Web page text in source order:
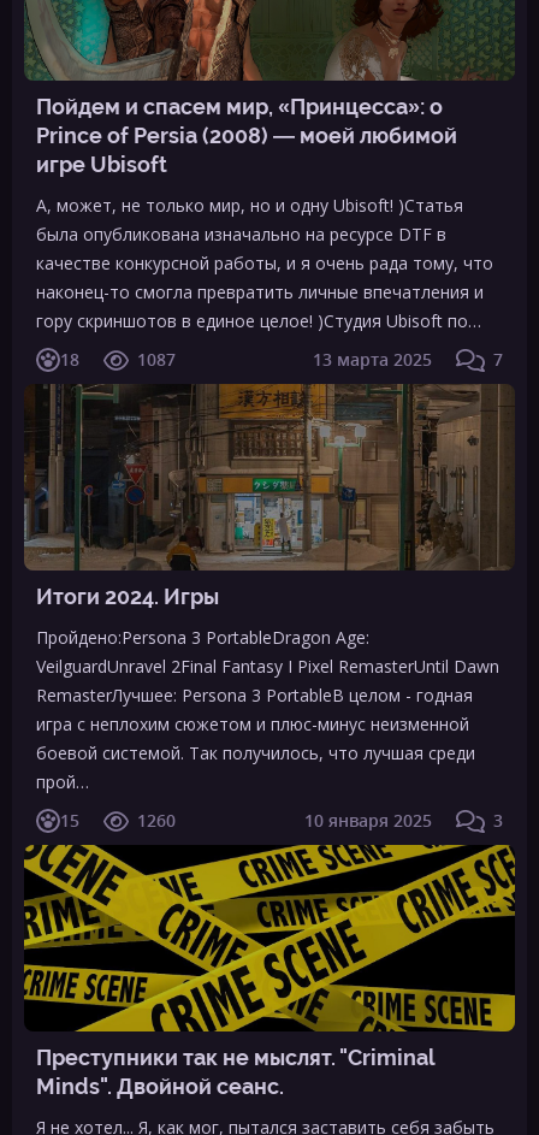
Пойдем и спасем мир, «Принцесса»: о
Prince of Persia (2008) — моей любимой
игре Ubisoft
А, может, не только мир, но и одну Ubisoft! )Статья
была опубликована изначально на ресурсе DTF в
качестве конкурсной работы, и я очень рада тому, что
наконец-то смогла превратить личные впечатления и
гору скриншотов в единое целое! )Студия Ubisoft по…
18
1087 13 марта 2025 7
Итоги 2024. Игры
Пройдено:Persona 3 PortableDragon Age:
VeilguardUnravel 2Final Fantasy I Pixel RemasterUntil Dawn
RemasterЛучшее: Persona 3 PortableВ целом - годная
игра с неплохим сюжетом и плюс-минус неизменной
боевой системой. Так получилось, что лучшая среди
прой…
15
1260 10 января 2025 3
Преступники так не мыслят. "Criminal
Minds". Двойной сеанс.
Я не хотел... Я, как мог, пытался заставить себя забыть